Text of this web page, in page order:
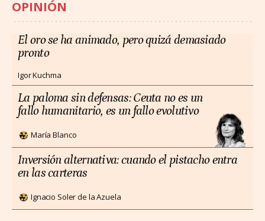
OPINIÓN
El oro se ha animado, pero quizá demasiado
pronto
Igor Kuchma
La paloma sin defensas: Ceuta no es un
fallo humanitario, es un fallo evolutivo
María Blanco
Inversión alternativa: cuando el pistacho entra
en las carteras
Ignacio Soler de la Azuela